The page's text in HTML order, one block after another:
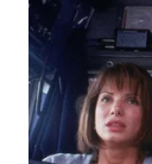
WN
BOROBUDUR
WN
MADURA